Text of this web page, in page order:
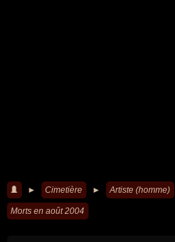
► Cimetière ► Artiste (homme)
Morts en août 2004